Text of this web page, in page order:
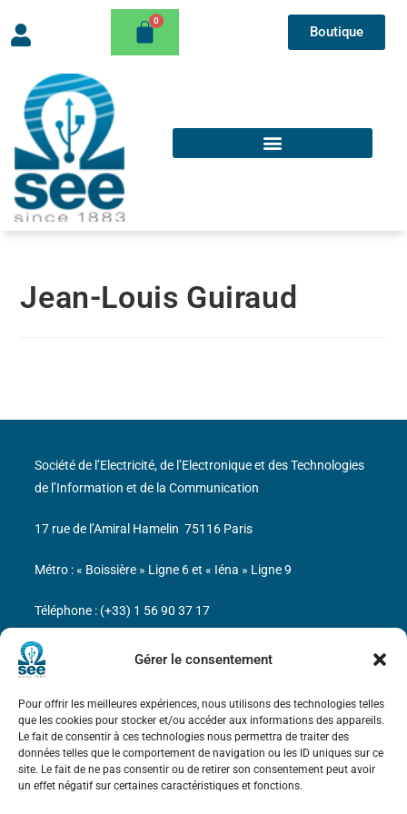
Gérer le consentement
Pour offrir les meilleures expériences, nous utilisons des technologies telles
que les cookies pour stocker et/ou accéder aux informations des appareils.
Le fait de consentir à ces technologies nous permettra de traiter des
données telles que le comportement de navigation ou les ID uniques sur ce
site. Le fait de ne pas consentir ou de retirer son consentement peut avoir
un effet négatif sur certaines caractéristiques et fonctions.
Boutique
Jean-Louis Guiraud
Bicentenaire des découvertes d’André-
Marie Ampère
Mentions légales
Société de l’Electricité, de l’Electronique et des Technologies
de l’Information et de la Communication
17 rue de l’Amiral Hamelin 75116 Paris
Métro : « Boissière » Ligne 6 et « Iéna » Ligne 9
Téléphone : (+33) 1 56 90 37 17
N° de SIREN : 785 393 232, Code APE : 9412Z TVA intra-
communautaire : FR44 785 393 232